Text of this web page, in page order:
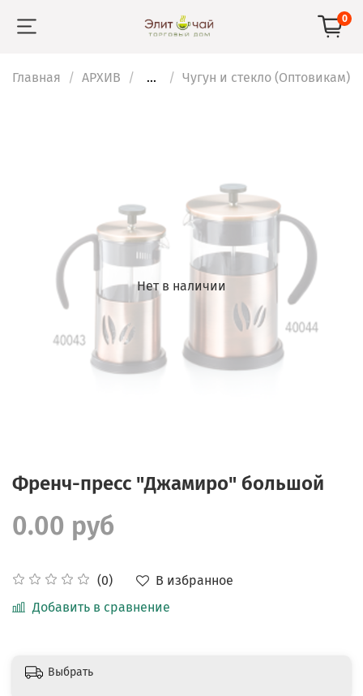
0
Главная АРХИВ ... Чугун и стекло (Оптовикам)
Нет в наличии
Френч-пресс "Джамиро" большой
(0)
В избранное
Добавить в сравнение
0.00 руб
Выбрать